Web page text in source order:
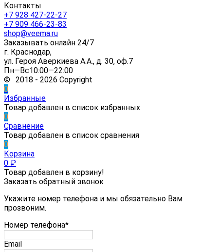
Контакты
+7 928 427-22-27
+7 909 466-23-83
shop@veema.ru
Заказывать онлайн 24/7
г. Краснодар,
ул. Героя Аверкиева А.А., д. 30, оф.7
Пн—Вс10:00—22:00
© 2018 - 2026 Copyright
0
Избранные
Товар добавлен в список избранных
0
Сравнение
Товар добавлен в список сравнения
0
Корзина
0 ₽
Товар добавлен в корзину!
Заказать обратный звонок
Укажите номер телефона и мы обязательно Вам
прозвоним.
Номер телефона*
Email